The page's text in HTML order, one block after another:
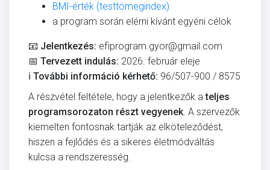
BMI-érték (testtömegindex)
a program során elérni kívánt egyéni célok
📧 Jelentkezés: efiprogram.gyor@gmail.com
📅 Tervezett indulás: 2026. február eleje
ℹ️ További információ kérhető: 96/507-900 / 8575
A részvétel feltétele, hogy a jelentkezők ateljes
programsorozaton részt vegyenek. A szervezők
kiemelten fontosnak tartják az elköteleződést,
hiszen a fejlődés és a sikeres életmódváltás
kulcsa a rendszeresség.